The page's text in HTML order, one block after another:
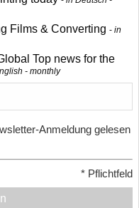
Films & Converting
in
Top news for the
- monthly
Anmeldung gelesen
* Pflichtfeld